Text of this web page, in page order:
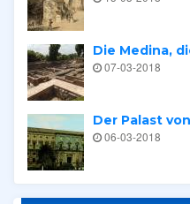
Die Medina,
07-03-2018
Der Palast
06-03-2018